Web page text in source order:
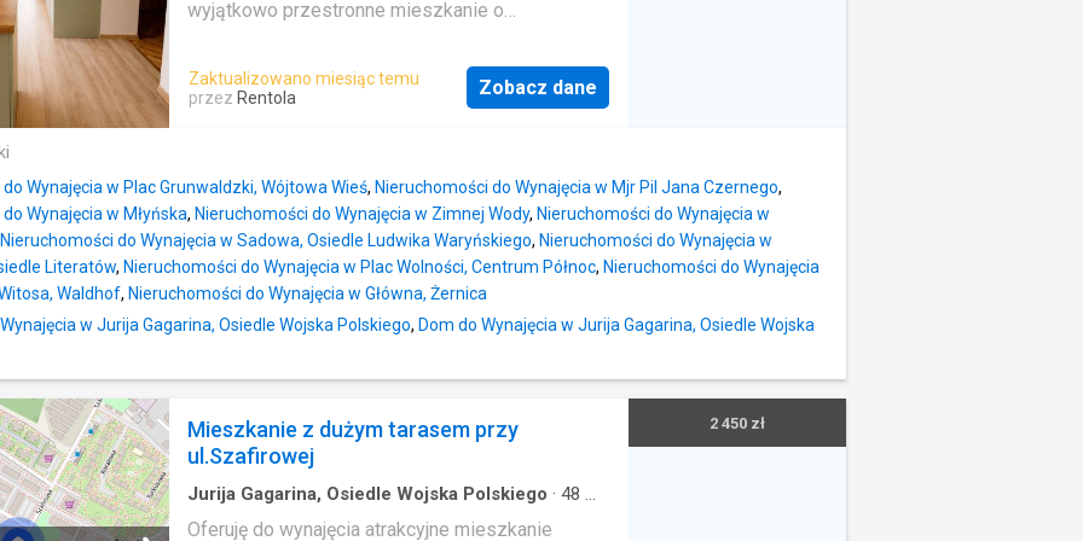
wyjątkowo przestronne mieszkanie o
budynku przy ul. Mieszka I 14 w Gliwicach. To
propozycja dla osób, które cenią sobie komfort,
nieruchomości jest jasny, przestronny salon z
częścią wypoczynkową i jadalnianą oraz
wyjściem na balkon z widokiem na zieleń. Do
dyspozycji najemcy pozostaje również duża,
funkcjonalna kuchnia, komfortowa sypialnia oraz
dodatkowy 2pokóje, które mogą pełnić funkcję
W skład mieszkania wchodzą: -przestronny salon
wyposażona kuchnia, -sypialnia, -sypialnia -
dodatkowy pokój, łazienka z prysznicem,
przedpokój, duży balkon. Dodatkowe informacje:
powierzchnia: ok. 100 m², 2. piętro, mieszkanie
Zaktualizowano miesiąc temu
przez Rentola Zobacz dane
Wynajęcia w Plac Grunwaldzki, Wójtowa Wieś, Nieruchomości do Wynajęcia w Mjr Pil Jana Czernego,
Wynajęcia w Młyńska, Nieruchomości do Wynajęcia w Zimnej Wody, Nieruchomości do Wynajęcia w
Nieruchomości do Wynajęcia w Sadowa, Osiedle Ludwika Waryńskiego, Nieruchomości do Wynajęcia w
Literatów, Nieruchomości do Wynajęcia w Plac Wolności, Centrum Północ, Nieruchomości do Wynajęcia
Waldhof, Nieruchomości do Wynajęcia w Główna, Żernica
w Jurija Gagarina, Osiedle Wojska Polskiego, Dom do Wynajęcia w Jurija Gagarina, Osiedle Wojska
Mieszkanie z dużym tarasem przy
ul.Szafirowej
Jurija Gagarina, Osiedle Wojska Polskiego · 48 m²
2Pokoje
Oferuję do wynajęcia atrakcyjne mieszkanie
2 450 zł